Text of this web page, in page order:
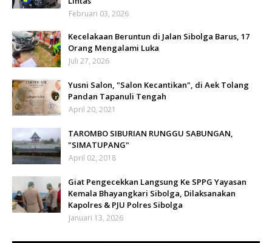
Februari 03, 2026
Kecelakaan Beruntun di Jalan Sibolga Barus, 17
Orang Mengalami Luka
Juli 27, 2026
Yusni Salon, "Salon Kecantikan", di Aek Tolang
Pandan Tapanuli Tengah
April 20, 2021
TAROMBO SIBURIAN RUNGGU SABUNGAN,
"SIMATUPANG"
April 02, 2018
Giat Pengecekkan Langsung Ke SPPG Yayasan
Kemala Bhayangkari Sibolga, Dilaksanakan
Kapolres & PJU Polres Sibolga
Januari 13, 2026